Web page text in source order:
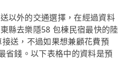
以外的交通選擇，在經過資料
縣去樂隱58 包棟民宿最快的陸
送，不過如果想兼顧花費預
省錢。以下表格中的資料是預